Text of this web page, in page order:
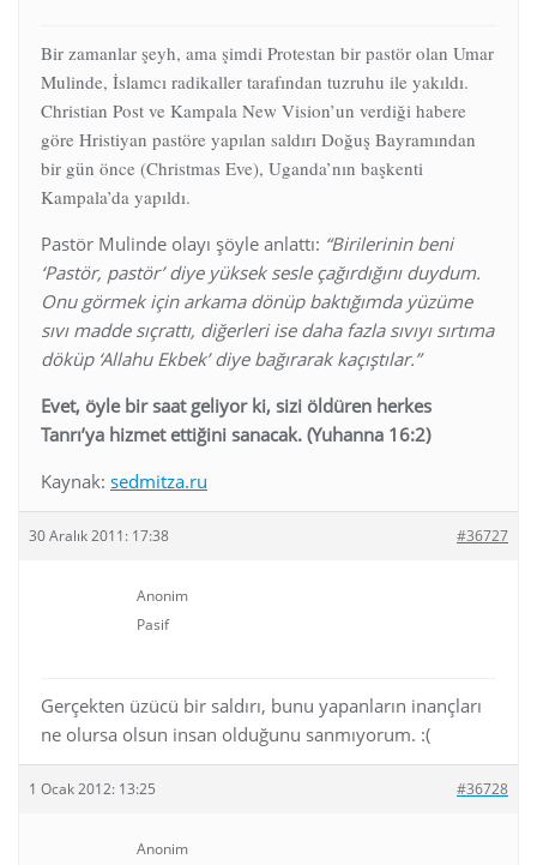
Bir zamanlar şeyh, ama şimdi Protestan bir pastör olan Umar
Mulinde, İslamcı radikaller tarafından tuzruhu ile yakıldı.
Christian Post ve Kampala New Vision’un verdiği habere
göre Hristiyan pastöre yapılan saldırı Doğuş Bayramından
bir gün önce (Christmas Eve), Uganda’nın başkenti
Kampala’da yapıldı.
Pastör Mulinde olayı şöyle anlattı: “Birilerinin beni
‘Pastör, pastör’ diye yüksek sesle çağırdığını duydum.
Onu görmek için arkama dönüp baktığımda yüzüme
sıvı madde sıçrattı, diğerleri ise daha fazla sıvıyı sırtıma
döküp ‘Allahu Ekbek’ diye bağırarak kaçıştılar.”
Evet, öyle bir saat geliyor ki, sizi öldüren herkes
Tanrı’ya hizmet ettiğini sanacak. (Yuhanna 16:2)
Kaynak: sedmitza.ru
30 Aralık 2011: 17:38 #36727
Anonim
Pasif
Gerçekten üzücü bir saldırı, bunu yapanların inançları
ne olursa olsun insan olduğunu sanmıyorum. :(
1 Ocak 2012: 13:25 #36728
Anonim